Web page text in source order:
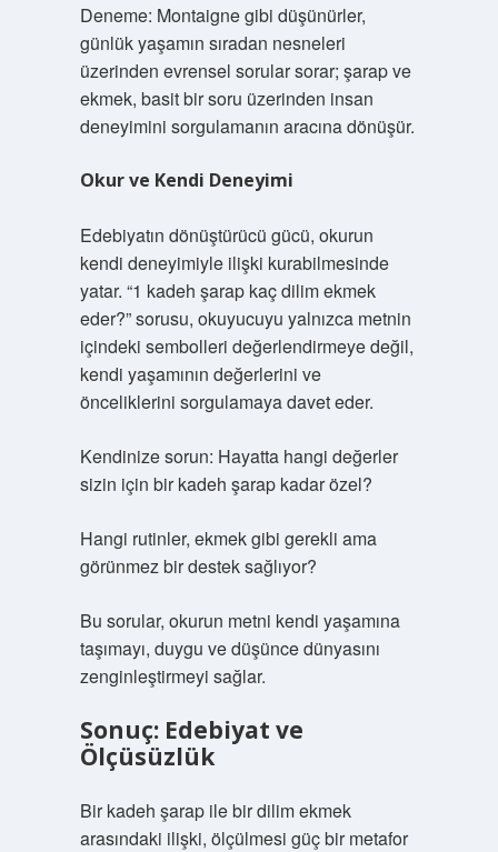
Deneme: Montaigne gibi düşünürler,
günlük yaşamın sıradan nesneleri
üzerinden evrensel sorular sorar; şarap ve
ekmek, basit bir soru üzerinden insan
deneyimini sorgulamanın aracına dönüşür.
Okur ve Kendi Deneyimi
Edebiyatın dönüştürücü gücü, okurun
kendi deneyimiyle ilişki kurabilmesinde
yatar. “1 kadeh şarap kaç dilim ekmek
eder?” sorusu, okuyucuyu yalnızca metnin
içindeki sembolleri değerlendirmeye değil,
kendi yaşamının değerlerini ve
önceliklerini sorgulamaya davet eder.
Kendinize sorun: Hayatta hangi değerler
sizin için bir kadeh şarap kadar özel?
Hangi rutinler, ekmek gibi gerekli ama
görünmez bir destek sağlıyor?
Bu sorular, okurun metni kendi yaşamına
taşımayı, duygu ve düşünce dünyasını
zenginleştirmeyi sağlar.
Sonuç: Edebiyat ve
Ölçüsüzlük
Bir kadeh şarap ile bir dilim ekmek
arasındaki ilişki, ölçülmesi güç bir metafor